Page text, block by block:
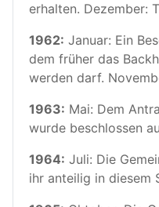
erhalten. Dezember:
1962: Januar: Ein
dem früher das
werden darf.
1963: Mai: Dem
wurde beschlossen
1964: Juli: Die
ihr anteilig in diesem